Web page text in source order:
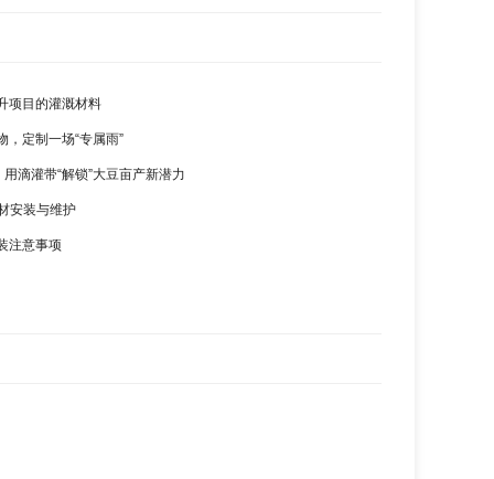
项目的灌溉材料
，定制一场“专属雨”
用滴灌带“解锁”大豆亩产新潜力
安装与维护
注意事项